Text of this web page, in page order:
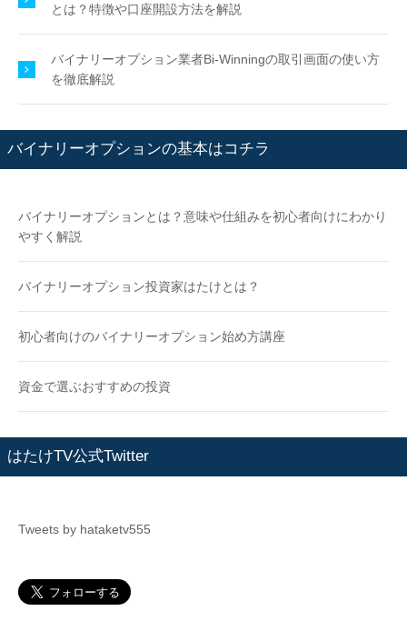
とは？特徴や口座開設方法を解説
バイナリーオプション業者Bi-Winningの取引画面の使い方
を徹底解説
バイナリーオプションの基本はコチラ
バイナリーオプションとは？意味や仕組みを初心者向けにわかり
やすく解説
バイナリーオプション投資家はたけとは？
初心者向けのバイナリーオプション始め方講座
資金で選ぶおすすめの投資
はたけTV公式Twitter
Tweets by hataketv555